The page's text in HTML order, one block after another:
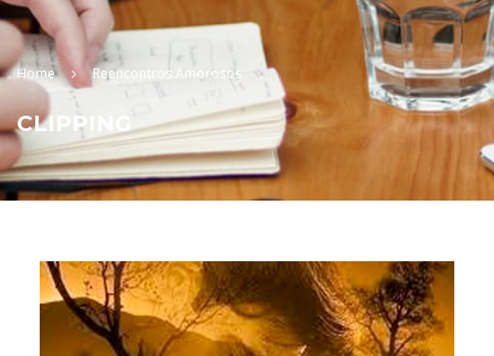
Home Reencontros Amorosos
CLIPPING